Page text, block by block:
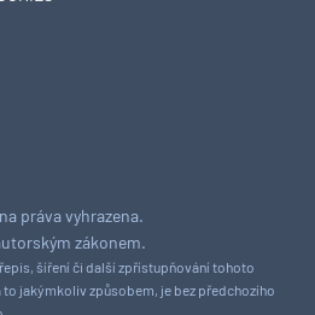
práva vyhrazena.
zákonem.
šíření či další zpřístupňování tohoto
jakýmkoliv způsobem, je bez předchozího